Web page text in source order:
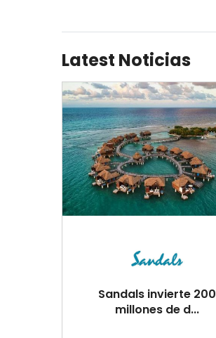
Latest Noticias
Sandals invierte 200
millones de d...